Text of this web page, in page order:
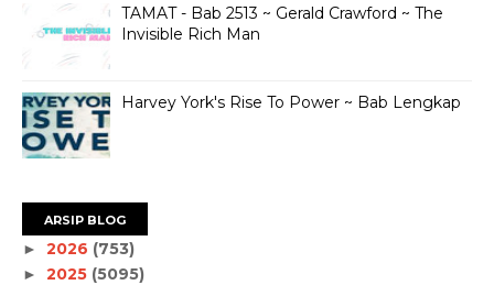
TAMAT - Bab 2513 ~ Gerald Crawford ~ The
Invisible Rich Man
Harvey York's Rise To Power ~ Bab Lengkap
ARSIP BLOG
► 2026 (753)
► 2025 (5095)